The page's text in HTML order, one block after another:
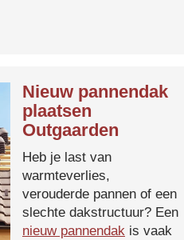
Nieuw pannendak
plaatsen
Outgaarden
Heb je last van
warmteverlies,
verouderde pannen of een
slechte dakstructuur? Een
nieuw pannendak is vaak